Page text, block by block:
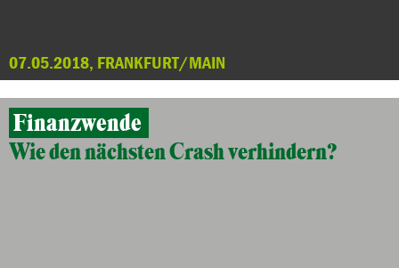
07.05.2018, FRANKFURT/MAIN
Finanzwende
Wie den nächsten Crash verhindern?